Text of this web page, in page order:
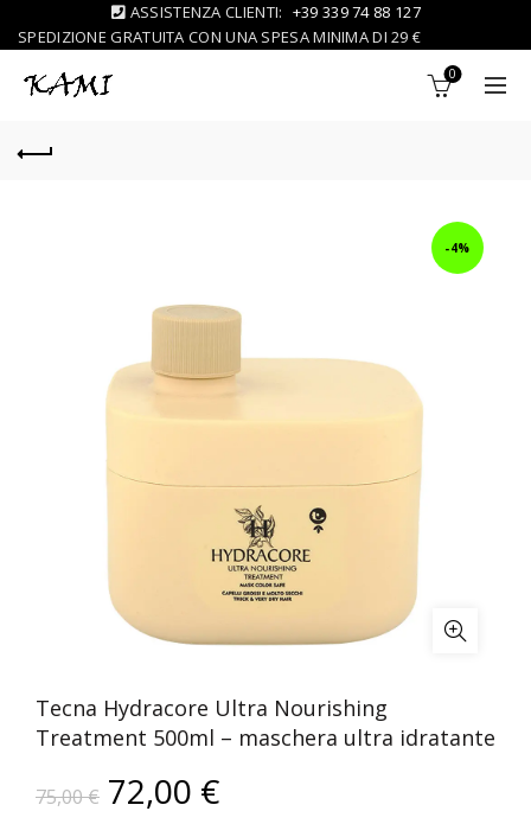
ASSISTENZA CLIENTI: +39 339 74 88 127
SPEDIZIONE GRATUITA CON UNA SPESA MINIMA DI 29 €
0
-4%
Tecna Hydracore Ultra Nourishing
Treatment 500ml – maschera ultra idratante
75,00€ 72,00 €